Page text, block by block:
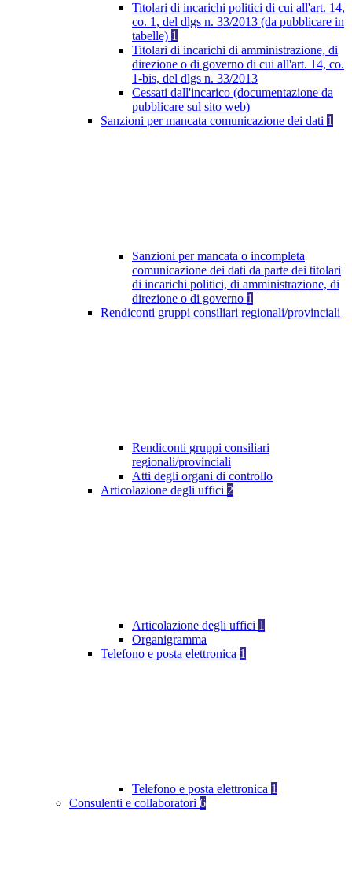
Titolari di incarichi politici di cui all'art. 14,
co. 1, del dlgs n. 33/2013 (da pubblicare in
tabelle) 1
Titolari di incarichi di amministrazione, di
direzione o di governo di cui all'art. 14, co.
1-bis, del dlgs n. 33/2013
Cessati dall'incarico (documentazione da
pubblicare sul sito web)
Sanzioni per mancata comunicazione dei dati 1
Sanzioni per mancata o incompleta
comunicazione dei dati da parte dei titolari
di incarichi politici, di amministrazione, di
direzione o di governo 1
Rendiconti gruppi consiliari regionali/provinciali
Rendiconti gruppi consiliari
regionali/provinciali
Atti degli organi di controllo
Articolazione degli uffici 2
Articolazione degli uffici 1
Organigramma
Telefono e posta elettronica 1
Telefono e posta elettronica 1
Consulenti e collaboratori 6